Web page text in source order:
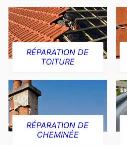
RÉPARATION DE
TOITURE
RÉPARATION DE
CHEMINÉE